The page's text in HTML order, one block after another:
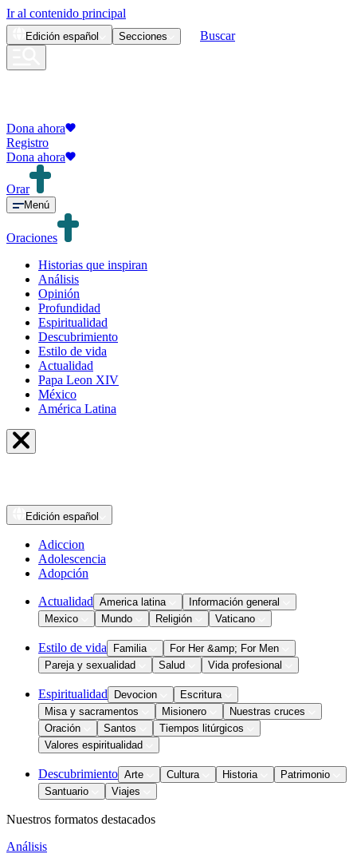
Ir al contenido principal
Edición español Secciones Buscar
Dona ahora
Registro
Dona ahora
Orar
Menú
Oraciones
Historias que inspiran
Análisis
Opinión
Profundidad
Espiritualidad
Descubrimiento
Estilo de vida
Actualidad
Papa Leon XIV
México
América Latina
Edición español
Adiccion
Adolescencia
Adopción
Actualidad America latina
Información general
Mexico
Mundo Religión Vaticano
Estilo de vida Familia
For Her &amp; For Men
Pareja y sexualidad
Salud Vida profesional
Espiritualidad Devocion
Escritura
Misa y sacramentos
Misionero
Nuestras cruces
Oración
Santos
Tiempos litúrgicos
Valores espiritualidad
Descubrimiento Arte Cultura Historia
Patrimonio
Santuario
Viajes
Nuestros formatos destacados
Análisis